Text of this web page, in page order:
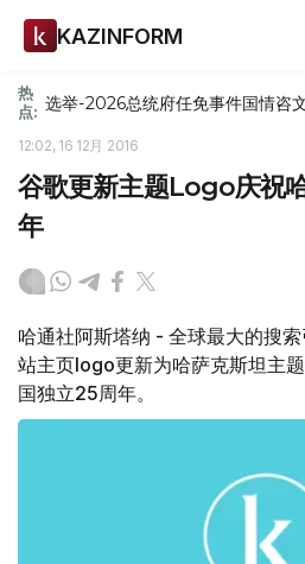
KAZINFORM
热
点: 选举-2026总统府任免事件国情咨
12:02, 16 12月 2016
谷歌更新主题Logo庆祝
年
哈通社阿斯塔纳 - 全球最大的搜
站主页logo更新为哈萨克斯坦主
国独立25周年。